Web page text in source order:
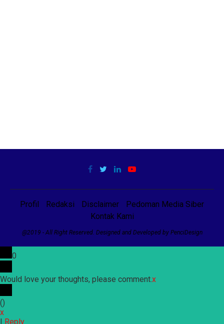
Profil Redaksi Disclaimer
Pedoman Media Siber
Kontak Kami
@2019 - All Right Reserved. Designed and Developed by PenciDesign
0
Would love your thoughts, please comment.x
()
x
| Reply